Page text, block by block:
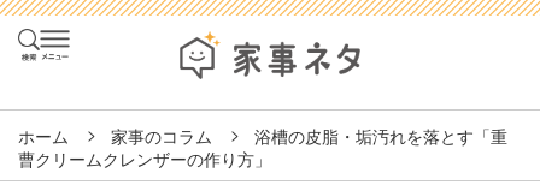
ホーム 家事のコラム
浴槽の皮脂・垢汚れを落とす「重
曹クリームクレンザーの作り方」